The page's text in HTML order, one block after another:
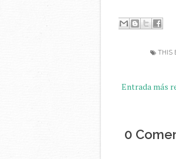
THIS
Entrada más
0